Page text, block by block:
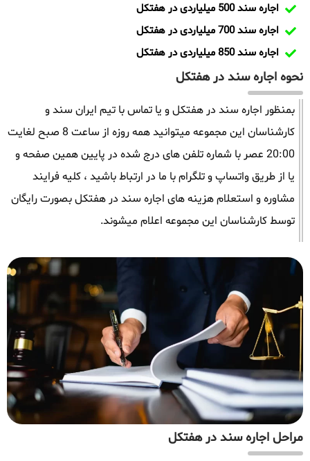
اجاره سند 500 میلیاردی در هفتکل
اجاره سند 700 میلیاردی در هفتکل
اجاره سند 850 میلیاردی در هفتکل
نحوه اجاره سند در هفتکل
بمنظور اجاره سند در هفتکل و یا تماس با تیم ایران سند و
کارشناسان این مجموعه میتوانید همه روزه از ساعت 8 صبح لغایت
20:00 عصر با شماره تلفن های درج شده در پایین همین صفحه و
یا از طریق واتساپ و تلگرام با ما در ارتباط باشید ، کلیه فرایند
مشاوره و استعلام هزینه های اجاره سند در هفتکل بصورت رایگان
توسط کارشناسان این مجموعه اعلام میشوند.
مراحل اجاره سند در هفتکل